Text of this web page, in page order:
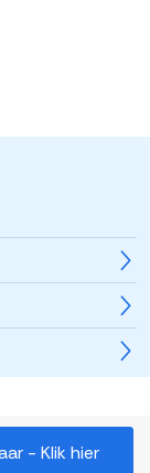
- Klik hier